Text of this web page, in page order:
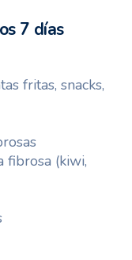
7 días
fritas, snacks,
fibrosa (kiwi,